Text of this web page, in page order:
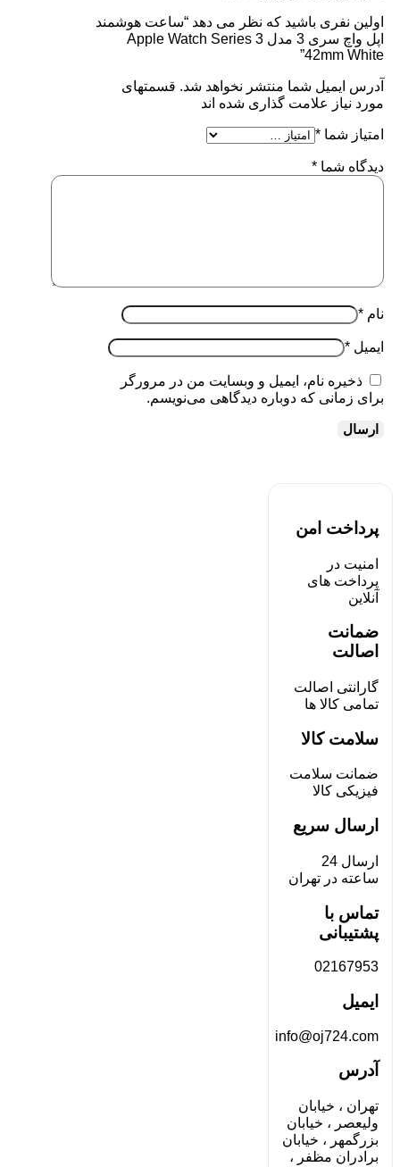
اولین نفری باشید که نظر می دهد “ساعت هوشمند
اپل واچ سری 3 مدل Apple Watch Series 3
42mm White”
آدرس ایمیل شما منتشر نخواهد شد. قسمتهای
مورد نیاز علامت گذاری شده اند
امتیاز شما *
دیدگاه شما *
نام *
ایمیل *
ذخیره نام، ایمیل و وبسایت من در مرورگر
برای زمانی که دوباره دیدگاهی می‌نویسم.
پرداخت امن
امنیت در
پرداخت های
آنلاین
ضمانت
اصالت
گارانتی اصالت
تمامی کالا ها
سلامت کالا
ضمانت سلامت
فیزیکی کالا
ارسال سریع
ارسال 24
ساعته در تهران
تماس با
پشتیبانی
02167953
ایمیل
info@oj724.com
آدرس
تهران ، خیابان
ولیعصر ، خیابان
بزرگمهر ، خیابان
برادران مظفر ،